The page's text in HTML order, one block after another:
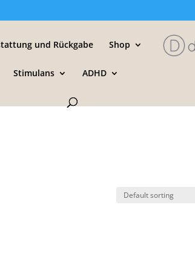
und Rückgabe Shop
Stimulans ADHD